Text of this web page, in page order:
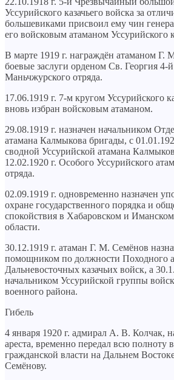
Уссурийского казачьего войска за
большевиками присвоил ему чин
его войсковым атаманом Уссурийского
В марте 1919 г. награждён атаманом Г.
боевые заслуги орденом Св. Георгия 4-
Маньчжурского отряда.
17.06.1919 г. 7-м кругом Уссурийского
вновь избран войсковым атаманом.
29.08.1919 г. назначен начальником
атамана Калмыкова бригады, с
сводной Уссурийской атамана
12.02.1920 г. Особого Уссурийского
отряда.
02.09.1919 г. одновременно назначен
охране государственного порядка и
спокойствия в Хабаровском и
области.
30.12.1919 г. атаман Г. М. Семёнов
помощником по должности Походного
Дальневосточных казачьих войск, а
начальником Уссурийской группы
военного района.
Гибель
4 января 1920 г. адмирал А. В. Колчак,
ареста, временно передал всю полноту
гражданской власти на Дальнем
Семёнову.